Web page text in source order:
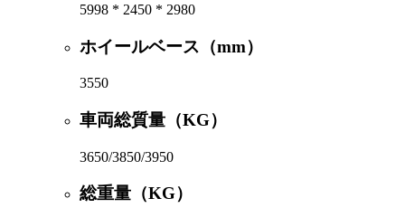
5998 * 2450 * 2980
ホイールベース（mm）
3550
車両総質量（KG）
3650/3850/3950
総重量（KG）